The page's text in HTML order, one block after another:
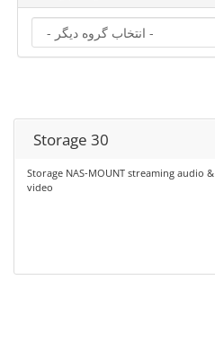
Storage 30
Storage NAS-MOUNT streaming audio &
video